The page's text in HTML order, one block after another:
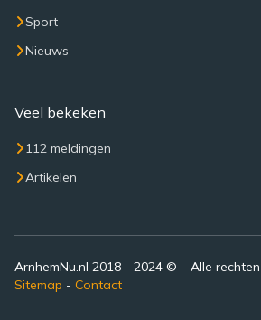
Sport
Nieuws
Veel bekeken
112 meldingen
Artikelen
ArnhemNu.nl 2018 - 2024 © – Alle
Sitemap - Contact